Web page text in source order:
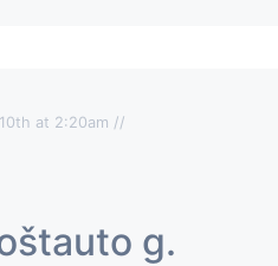
at 2:20am //
g.